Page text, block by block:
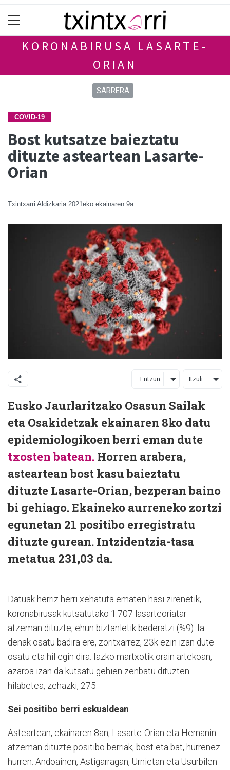
KORONABIRUSA LASARTE-
ORIAN
SARRERA
COVID-19
Bost kutsatze baieztatu
dituzte asteartean Lasarte-
Orian
Txintxarri Aldizkaria 2021eko ekainaren 9a
Entzun Itzuli
Eusko Jaurlaritzako Osasun Sailak
eta Osakidetzak ekainaren 8ko datu
epidemiologikoen berri eman dute
txosten batean. Horren arabera,
asteartean bost kasu baieztatu
dituzte Lasarte-Orian, bezperan baino
bi gehiago. Ekaineko aurreneko zortzi
egunetan 21 positibo erregistratu
dituzte gurean. Intzidentzia-tasa
metatua 231,03 da.
Datuak herriz herri xehatuta ematen hasi zirenetik,
koronabirusak kutsatutako 1.707 lasarteoriatar
atzeman dituzte, ehun biztanletik bederatzi (%9). Ia
denak osatu badira ere, zoritxarrez, 23k ezin izan dute
osatu eta hil egin dira. Iazko martxotik orain artekoan,
azaroa izan da kutsatu gehien zenbatu dituzten
hilabetea, zehazki, 275.
Sei positibo berri eskualdean
Asteartean, ekainaren 8an, Lasarte-Orian eta Hernanin
atzeman dituzte positibo berriak, bost eta bat, hurrenez
hurren. Andoainen, Astigarragan, Urnietan eta Usurbilen